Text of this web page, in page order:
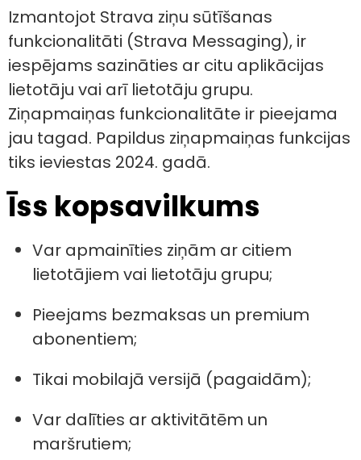
Izmantojot Strava ziņu sūtīšanas
funkcionalitāti (Strava Messaging), ir
iespējams sazināties ar citu aplikācijas
lietotāju vai arī lietotāju grupu.
Ziņapmaiņas funkcionalitāte ir pieejama
jau tagad. Papildus ziņapmaiņas funkcijas
tiks ieviestas 2024. gadā.
Īss kopsavilkums
Var apmainīties ziņām ar citiem
lietotājiem vai lietotāju grupu;
Pieejams bezmaksas un premium
abonentiem;
Tikai mobilajā versijā (pagaidām);
Var dalīties ar aktivitātēm un
maršrutiem;